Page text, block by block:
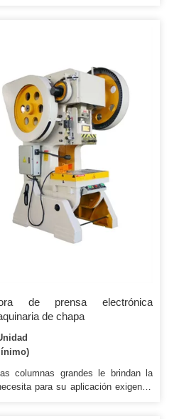
de prensa electrónica
de chapa
columnas grandes le brindan la
para su aplicación exigente.